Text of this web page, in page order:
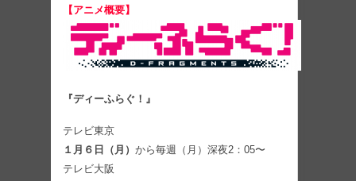
【アニメ概要】
『ディーふらぐ！』
テレビ東京
１月６日（月） から毎週（月）深夜2：05〜
テレビ大阪